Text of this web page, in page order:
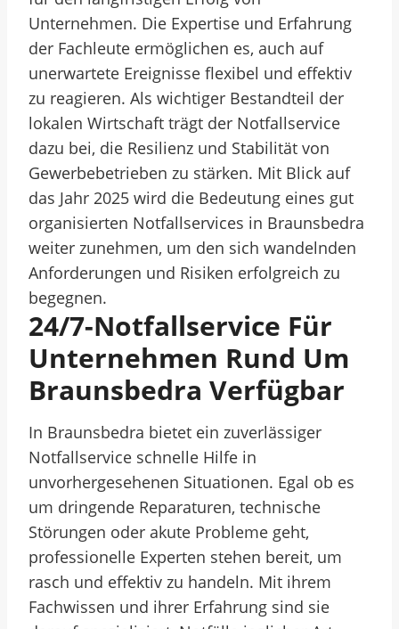
Unternehmen. Die Expertise und Erfahrung
der Fachleute ermöglichen es, auch auf
unerwartete Ereignisse flexibel und effektiv
zu reagieren. Als wichtiger Bestandteil der
lokalen Wirtschaft trägt der Notfallservice
dazu bei, die Resilienz und Stabilität von
Gewerbebetrieben zu stärken. Mit Blick auf
das Jahr 2025 wird die Bedeutung eines gut
organisierten Notfallservices in Braunsbedra
weiter zunehmen, um den sich wandelnden
Anforderungen und Risiken erfolgreich zu
begegnen.
24/7-Notfallservice Für
Unternehmen Rund Um
Braunsbedra Verfügbar
In Braunsbedra bietet ein zuverlässiger
Notfallservice schnelle Hilfe in
unvorhergesehenen Situationen. Egal ob es
um dringende Reparaturen, technische
Störungen oder akute Probleme geht,
professionelle Experten stehen bereit, um
rasch und effektiv zu handeln. Mit ihrem
Fachwissen und ihrer Erfahrung sind sie